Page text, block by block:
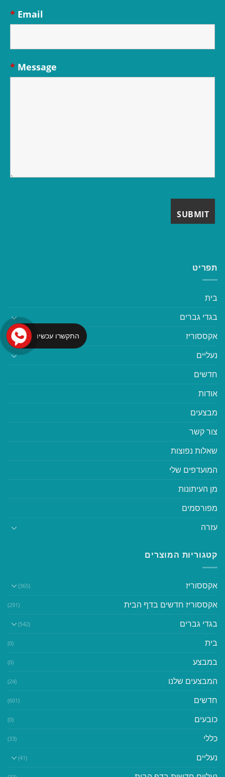
Email
*
Message
*
תפריט
בית
בגדי גברים
אקססוריז
נעליים
חדשים
אודות
מבצעים
צור קשר
שאלות נפוצות
המועדפים שלי
מן העיתונות
מפורסמים
עזרה
קטגוריות המוצרים
אקססוריז (365)
אקססוריז חדשים בדף הבית (291)
בגדי גברים (542)
בית (0)
במבצע (0)
המבצעים שלנו (24)
חדשים (601)
כובעים (0)
כללי (33)
נעליים (41)
התקשרו עכשיו